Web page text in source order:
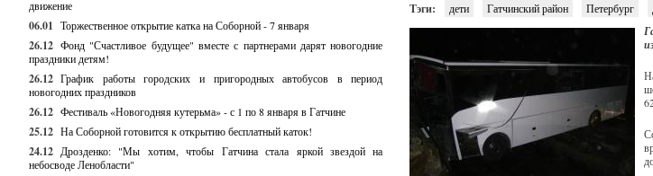
движение
06.01 Торжественное открытие катка на Соборной - 7 января
26.12 Фонд "Счастливое будущее" вместе с партнерами дарят новогодние
праздники детям!
26.12 График работы городских и пригородных автобусов в период
новогодних праздников
26.12 Фестиваль «Новогодняя кутерьма» - с 1 по 8 января в Гатчине
25.12 На Соборной готовится к открытию бесплатный каток!
24.12 Дрозденко: "Мы хотим, чтобы Гатчина стала яркой звездой на
небосводе Ленобласти"
Тэги: дети Гатчинский район Петербург